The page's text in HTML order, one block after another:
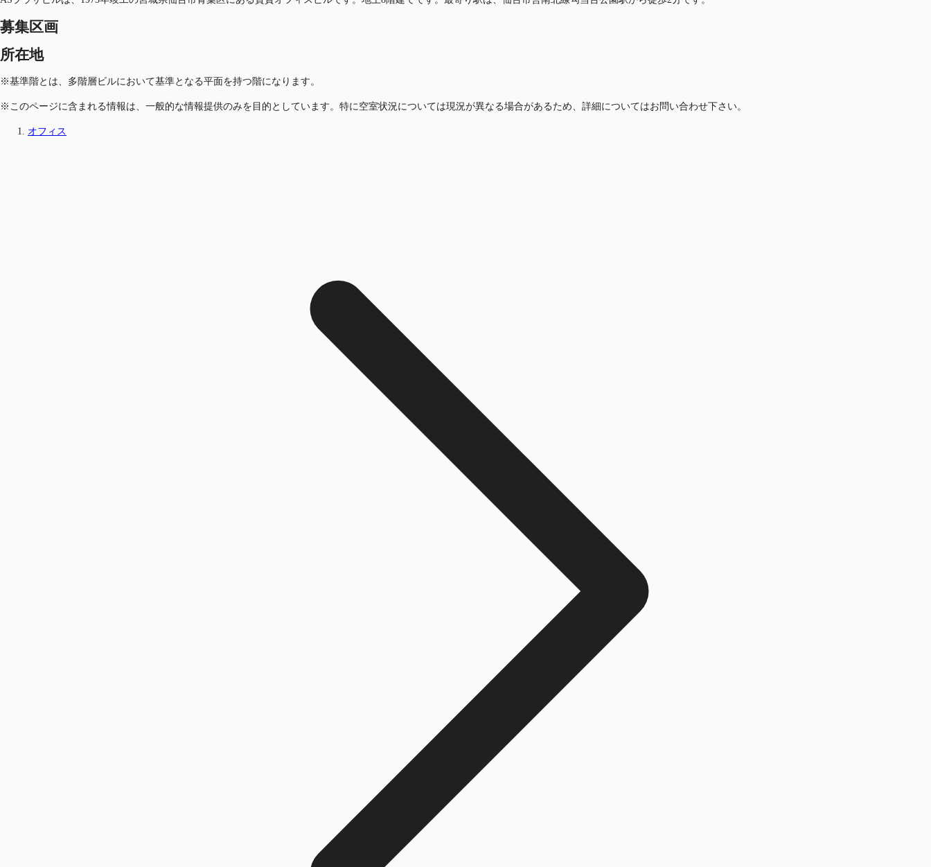
募集区画
所在地
※基準階とは、多階層ビルにおいて基準となる平面を持つ階になります。
※このページに含まれる情報は、一般的な情報提供のみを目的としています。特に空室状況については現況が異なる場合があるため、詳細についてはお問い合わせ下さい。
オフィス